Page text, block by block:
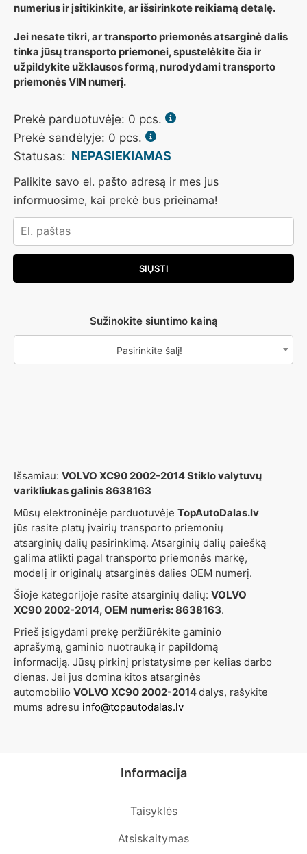
numerius ir įsitikinkite, ar išsirinkote reikiamą detalę.
Jei nesate tikri, ar transporto priemonės atsarginė dalis
tinka jūsų transporto priemonei, spustelėkite čia ir
užpildykite užklausos formą, nurodydami transporto
priemonės VIN numerį.
Prekė parduotuvėje: 0 pcs.
Prekė sandėlyje: 0 pcs.
Statusas: NEPASIEKIAMAS
Palikite savo el. pašto adresą ir mes jus
informuosime, kai prekė bus prieinama!
Sužinokite siuntimo kainą
Pasirinkite šalį!
Išsamiau: VOLVO XC90 2002-2014 Stiklo valytuvų
varikliukas galinis 8638163
Mūsų elektroninėje parduotuvėje TopAutoDalas.lv
jūs rasite platų įvairių transporto priemonių
atsarginių dalių pasirinkimą. Atsarginių dalių paiešką
galima atlikti pagal transporto priemonės markę,
modelį ir originalų atsarginės dalies OEM numerį.
Šioje kategorijoje rasite atsarginių dalių: VOLVO
XC90 2002-2014, OEM numeris: 8638163.
Prieš įsigydami prekę peržiūrėkite gaminio
aprašymą, gaminio nuotrauką ir papildomą
informaciją. Jūsų pirkinį pristatysime per kelias darbo
dienas. Jei jus domina kitos atsarginės
automobilio VOLVO XC90 2002-2014dalys, rašykite
mums adresu info@topautodalas.lv
Informacija
Taisyklės
Atsiskaitymas